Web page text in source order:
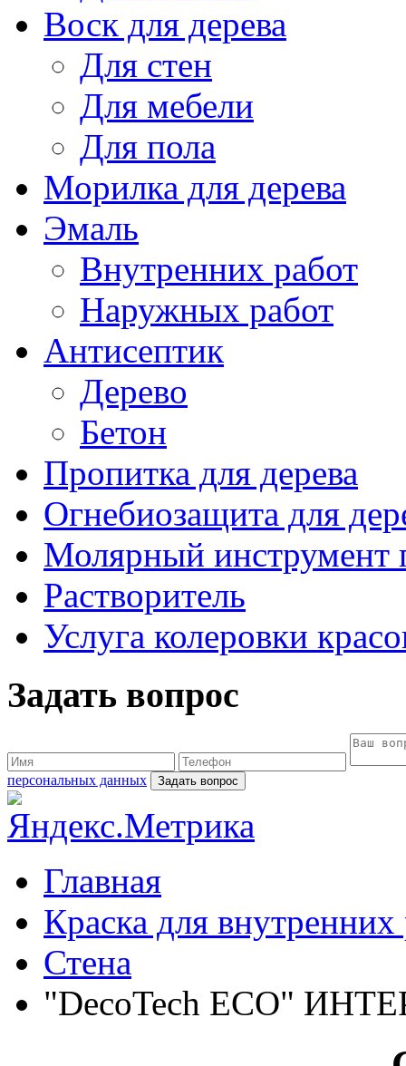
Воск для дерева
Для стен
Для мебели
Для пола
Морилка для дерева
Эмаль
Внутренних работ
Наружных работ
Антисептик
Дерево
Бетон
Пропитка для дерева
Огнебиозащита для
Молярный инструмент
Растворитель
Услуга колеровки
Задать вопрос
персональных данных
Главная
Краска для внутренних
Стена
"DecoTech ECO"